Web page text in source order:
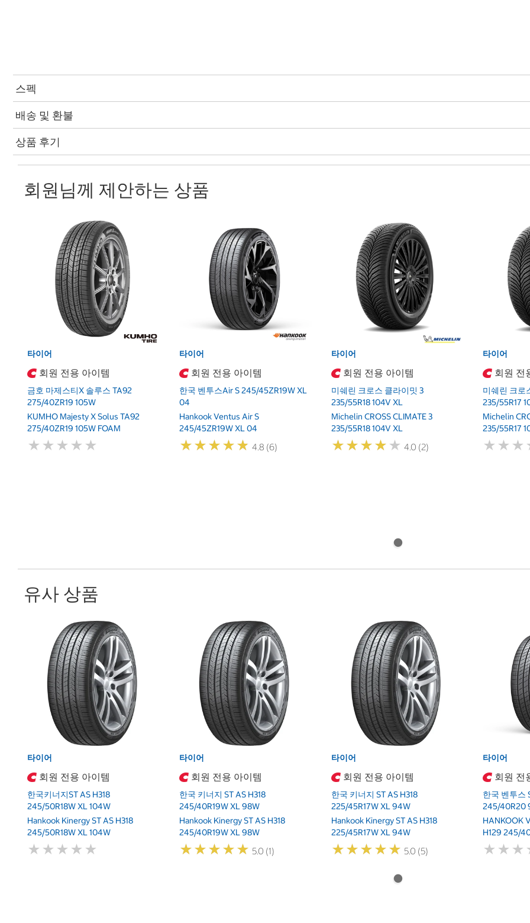
스펙
배송 및 환불
상품 후기
회원님께 제안하는 상품
타이어
회원 전용 아이템
금호 마제스티X 솔루스 TA92
275/40ZR19 105W
KUMHO Majesty X Solus TA92
275/40ZR19 105W FOAM
★ ★ ★ ★ ★
★ ★ ★ ★ ★
타이어
회원 전용 아이템
한국 벤투스Air S 245/45ZR19W XL
04
Hankook Ventus Air S
245/45ZR19W XL 04
★★★★★
★★★★★ 4.8 (6)
타이어
회원 전용 아이템
미쉐린 크로스 클라이밋 3
235/55R18 104V XL
Michelin CROSS CLIMATE 3
235/55R18 104V XL
★★★★ ★
★★★★ ★ 4.0 (2)
타이어
회원 전
미쉐린 크로
235/55R17
Michelin
235/55R17
★ ★ ★
★ ★ ★
유사 상품
타이어
회원 전용 아이템
한국키너지ST AS H318
245/50R18W XL 104W
Hankook Kinergy ST AS H318
245/50R18W XL 104W
★ ★ ★ ★ ★
★ ★ ★ ★ ★
타이어
회원 전용 아이템
한국 키너지 ST AS H318
245/40R19W XL 98W
Hankook Kinergy ST AS H318
245/40R19W XL 98W
★★★★★
★★★★★ 5.0 (1)
타이어
회원 전용 아이템
한국 키너지 ST AS H318
225/45R17W XL 94W
Hankook Kinergy ST AS H318
225/45R17W XL 94W
★★★★★
★★★★★ 5.0 (5)
타이어
회원 전
한국 벤투스
245/40R20
HANKOOK
H129 245/
★ ★ ★
★ ★ ★